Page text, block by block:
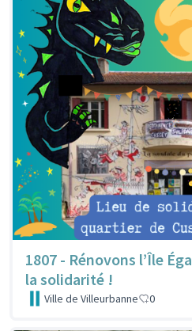
1807 - Rénovons l’Île
la solidarité !
Ville de Villeurbanne 0